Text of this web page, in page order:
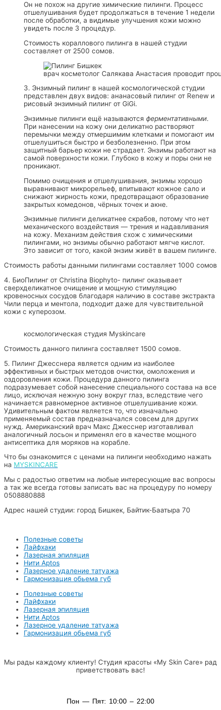
Он не похож на другие химические пилинги. Процесс
отшелушивания будет продолжаться в течение 1 недели
после обработки, а видимые улучшения кожи можно
увидеть после 3 процедур.
Стоимость кораллового пилинга в нашей студии
составляет от 2500 сомов.
врач косметолог Салякава Анастасия проводит
3. Энзимный пилинг в нашей космологической студии
представлен двух видов: ананасовый пилинг от Renew и
рисовый энзимный пилинг от GiGi.
Энзимные пилинги ещё называются ферментативными.
При нанесении на кожу они деликатно растворяют
перемычки между отмершимим клетками и помогают им
отшелушиться быстро и безболезненно. При этом
защитный барьер кожи не страдает. Энзимы работают на
самой поверхности кожи. Глубоко в кожу и поры они не
проникают.
Помимо очищения и отшелушивания, энзимы хорошо
выравнивают микрорельеф, впитывают кожное сало и
снижают жирность кожи, предотвращают образование
закрытых комедонов, чёрных точек и акне.
Энзимные пилинги деликатнее скрабов, потому что нет
механического воздействия — трения и надавливания
на кожу. Механизм действия схож с химическими
пилингами, но энзимы обычно работают мягче кислот.
Это зависит от того, какой энзим живёт в вашем пилинге.
Стоимость работы данными пилингами составляет 1000 сомов
4. БиоПилинг от Christina Biophyto- пилинг оказывает
сверхделикатное очищение и мощную стимуляцию
кровеносных сосудов благодаря наличию в составе экстракта
Чили перца и ментола, подходит даже для чувствительной
кожи с куперозом.
космологическая студия Myskincare
Стоимость данного пилинга составляет 1500 сомов.
5. Пилинг Джесснера является одним из наиболее
эффективных и быстрых методов очистки, омоложения и
оздоровления кожи. Процедура данного пилинга
подразумевает собой нанесение специального состава на все
лицо, исключая нежную зону вокруг глаз, вследствие чего
начинается равномерное активное отшелушивание кожи.
Удивительным фактом является то, что изначально
применяемый состав предназначался совсем для других
нужд. Американский врач Макс Джесснер изготавливал
аналогичный лосьон и применял его в качестве мощного
антисептика для моряков на корабле.
Что бы ознакомится с ценами на пилинги необходимо нажать
на MYSKINCARE
Мы с радостью ответим на любые интересующие вас вопросы
а так же всегда готовы записать вас на процедуру по номеру
0508880888
Адрес нашей студии: город Бишкек, Байтик-Баатыра 70
Полезные советы
Лайфхаки
Лазерная эпиляция
Нити Aptos
Лазерное удаление татуажа
Гармонизация обьема губ
Полезные советы
Лайфхаки
Лазерная эпиляция
Нити Aptos
Лазерное удаление татуажа
Гармонизация обьема губ
Мы рады каждому клиенту! Студия красоты «My Skin Care» рад
приветствовать вас!
Пон — Пят: 10:00 – 22:00